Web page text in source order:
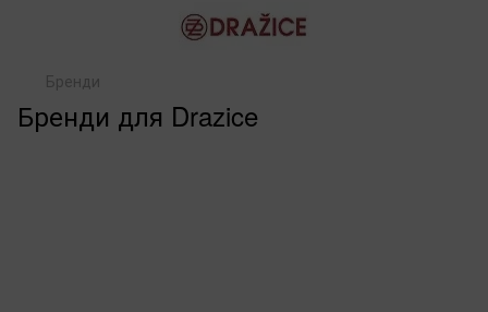
Бренди
Бренди для Drazice